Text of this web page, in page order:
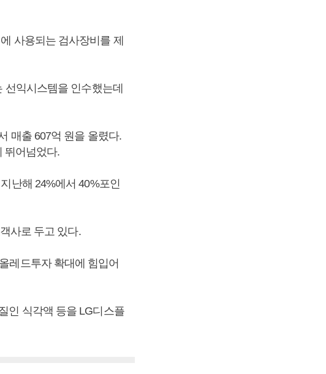
사용되는 검사장비를 제
익시스템을 인수했는데
매출 607억 원을 올렸다.
뛰어넘었다.
난해 24%에서 40%포인
사로 두고 있다.
레드투자 확대에 힘입어
인 식각액 등을 LG디스플